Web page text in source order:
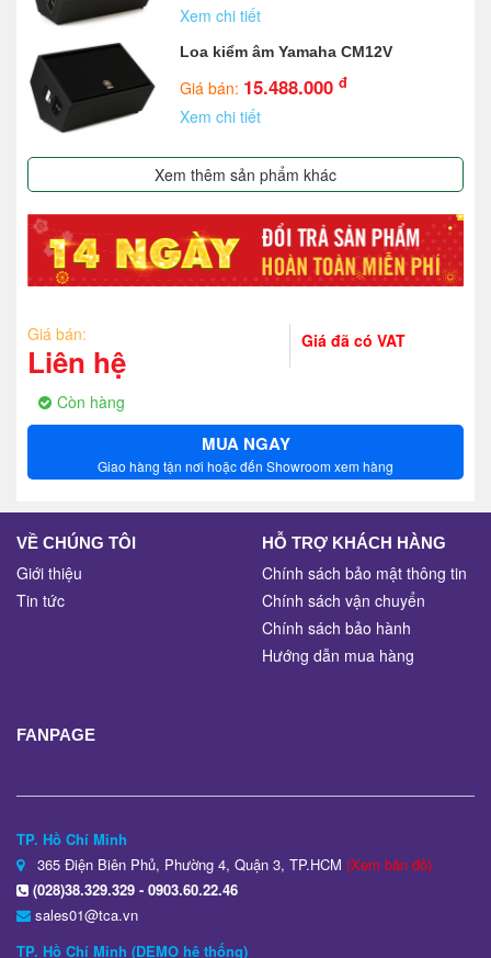
Xem chi tiết
Loa kiểm âm Yamaha CM12V
Giá bán: 15.488.000đ
Xem chi tiết
Xem thêm sản phẩm khác
Giá bán:
Liên hệ
Giá đã có VAT
Còn hàng
MUA NGAY
Giao hàng tận nơi hoặc đến Showroom xem hàng
VỀ CHÚNG TÔI
Giới thiệu
Tin tức
HỖ TRỢ KHÁCH HÀNG
Chính sách bảo mật thông tin
Chính sách vận chuyển
Chính sách bảo hành
Hướng dẫn mua hàng
FANPAGE
TP. Hồ Chí Minh
365 Điện Biên Phủ, Phường 4, Quận 3, TP.HCM (Xem bản đồ)
(028)38.329.329 - 0903.60.22.46
sales01@tca.vn
TP. Hồ Chí Minh (DEMO hệ thống)